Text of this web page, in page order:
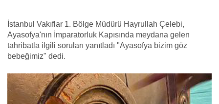
İstanbul Vakıflar 1. Bölge Müdürü Hayrullah Çelebi,
Ayasofya'nın İmparatorluk Kapısında meydana gelen
tahribatla ilgili soruları yanıtladı "Ayasofya bizim göz
bebeğimiz" dedi.